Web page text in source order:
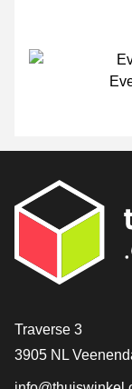
Traverse 3
3905 NL